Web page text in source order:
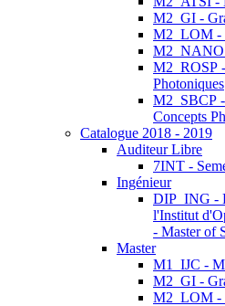
M2_GI -
M2_LOM -
M2_NANO
M2_ROSP
Photoniques
M2_SBCP
Concepts
Catalogue 2018 - 2019
Auditeur Libre
7INT -
Ingénieur
DIP_ING -
l'Institut
- Master of
Master
M1_IJC -
M2_GI -
M2_LOM -